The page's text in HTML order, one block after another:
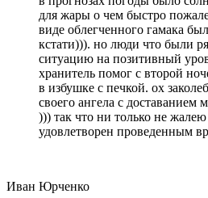
для жары о чем быстро
виде облегченного гамака
кстати))). но люди что были
ситуацию на позитивный
хранитель помог с второй
в избушке с печкой. ох
своего ангела с доставанием
))) так что ни только не
удовлетворен проведенным
Иван Юрченко